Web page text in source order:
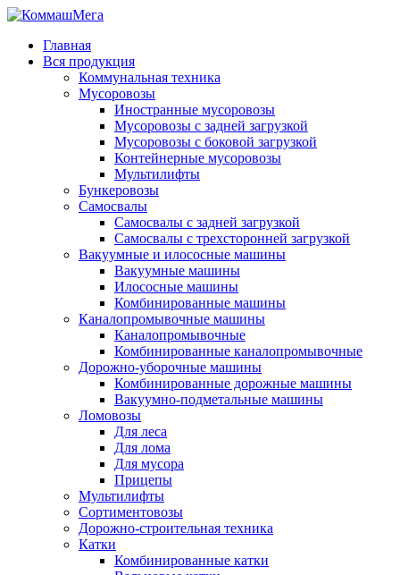
Главная
Вся продукция
Коммунальная техника
Мусоровозы
Иностранные мусоровозы
Мусоровозы с задней загрузкой
Мусоровозы с боковой загрузкой
Контейнерные мусоровозы
Мультилифты
Бункеровозы
Самосвалы
Самосвалы с задней загрузкой
Самосвалы с трехсторонней загрузкой
Вакуумные и илососные машины
Вакуумные машины
Илососные машины
Комбинированные машины
Каналопромывочные машины
Каналопромывочные
Комбинированные каналопромывочные
Дорожно-уборочные машины
Комбинированные дорожные машины
Вакуумно-подметальные машины
Ломовозы
Для леса
Для лома
Для мусора
Прицепы
Мультилифты
Сортиментовозы
Дорожно-строительная техника
Катки
Комбинированные катки